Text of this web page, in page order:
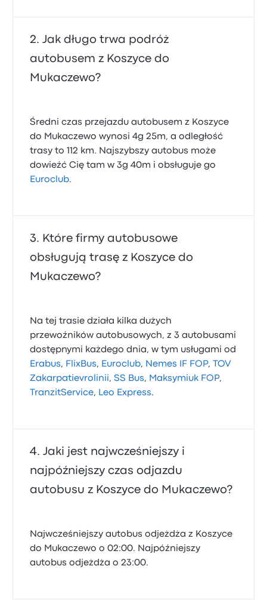
Jak długo trwa podróż
autobusem z Koszyce do
Mukaczewo?
Średni czas przejazdu autobusem z Koszyce
do Mukaczewo wynosi 4g 25m, a odległość
trasy to 112 km. Najszybszy autobus może
dowieźć Cię tam w 3g 40m i obsługuje go
Euroclub.
Które firmy autobusowe
obsługują trasę z Koszyce do
Mukaczewo?
Na tej trasie działa kilka dużych
przewoźników autobusowych, z 3 autobusami
dostępnymi każdego dnia, w tym usługami od
Erabus, FlixBus, Euroclub, Nemes IF FOP,
TOV
Zakarpatievrolinii,SS Bus, Maksymiuk FOP,
TranzitService, Leo Express.
Jaki jest najwcześniejszy i
najpóźniejszy czas odjazdu
autobusu z Koszyce do Mukaczewo?
Najwcześniejszy autobus odjeżdża z Koszyce
do Mukaczewo o 02:00. Najpóźniejszy
autobus odjeżdża o 23:00.